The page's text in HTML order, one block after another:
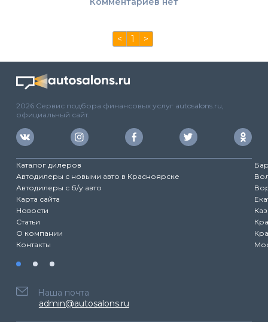
< 1 >
2026 Сервис подбора финансовых услуг autosalons.ru,
официальный сайт.
Каталог дилеров
Автодилеры с новыми авто в Красноярске
Автодилеры с б/у авто
Карта сайта
Новости
Статьи
О компании
Контакты
Наша почта
admin@autosalons.ru